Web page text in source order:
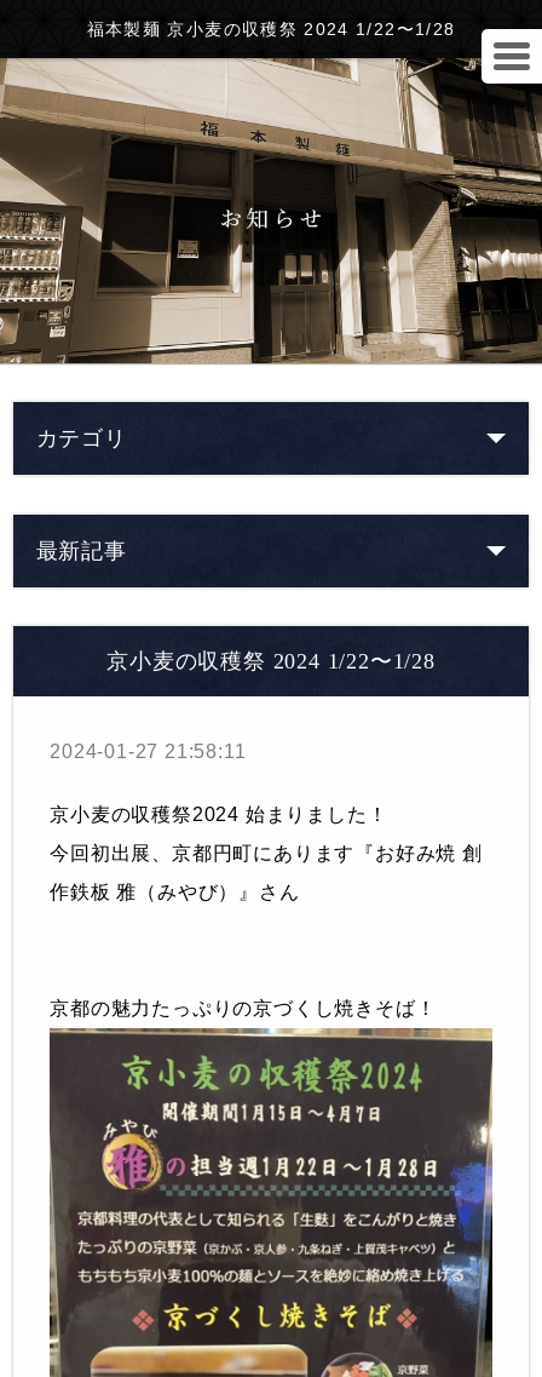
福本製麺 京小麦の収穫祭 2024 1/22〜1/28
カテゴリ
最新記事
京小麦の収穫祭 2024 1/22〜1/28
2024-01-27 21:58:11
京小麦の収穫祭2024 始まりました！
今回初出展、京都円町にあります『お好み焼 創
作鉄板 雅（みやび）』さん
京都の魅力たっぷりの京づくし焼きそば！